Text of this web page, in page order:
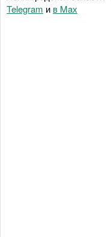
Telegram и в Maх